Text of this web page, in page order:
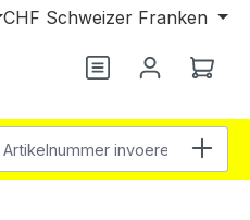
CHF Schweizer Franken
Je hebt 0 items
Artikelnummer invoeren